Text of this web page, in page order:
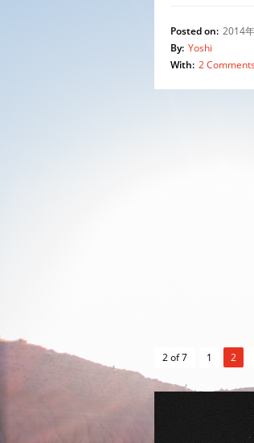
Posted on: 2014
By: Yoshi
With: 2
2 of 7 1 2